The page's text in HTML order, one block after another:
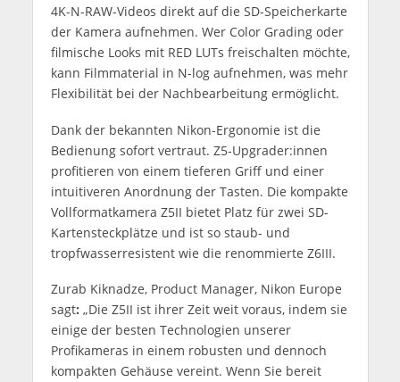
4K-N-RAW-Videos direkt auf die SD-Speicherkarte
der Kamera aufnehmen. Wer Color Grading oder
filmische Looks mit RED LUTs freischalten möchte,
kann Filmmaterial in N-log aufnehmen, was mehr
Flexibilität bei der Nachbearbeitung ermöglicht.
Dank der bekannten Nikon-Ergonomie ist die
Bedienung sofort vertraut. Z5-Upgrader:innen
profitieren von einem tieferen Griff und einer
intuitiveren Anordnung der Tasten. Die kompakte
Vollformatkamera Z5II bietet Platz für zwei SD-
Kartensteckplätze und ist so staub- und
tropfwasserresistent wie die renommierte Z6III.
Zurab Kiknadze, Product Manager, Nikon Europe
sagt: „Die Z5II ist ihrer Zeit weit voraus, indem sie
einige der besten Technologien unserer
Profikameras in einem robusten und dennoch
kompakten Gehäuse vereint. Wenn Sie bereit